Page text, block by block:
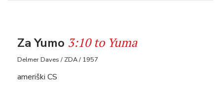
Za Yumo 3:10 to Yuma
Delmer Daves / ZDA / 1957
ameriški CS